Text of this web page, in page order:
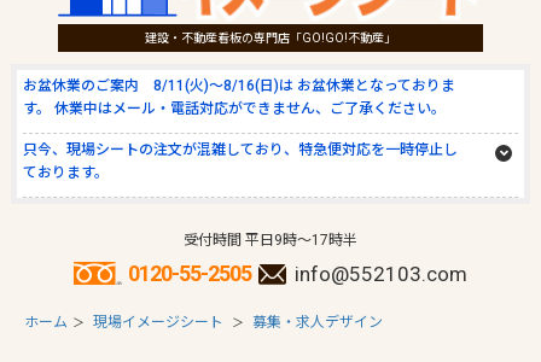
建設・不動産看板の専門店「GO!GO!不動産」
お盆休業のご案内 8/11(火)～8/16(日)は お盆休業となっておりま
す。 休業中はメール・電話対応ができません、ご了承ください。
只今、現場シートの注文が混雑しており、特急便対応を一時停止し
ております。
受付時間 平日9時～17時半
0120-55-2505 info@552103.com
ホーム ＞ 現場イメージシート ＞ 募集・求人デザイン